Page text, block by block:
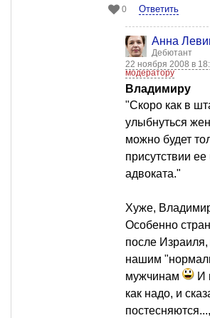
0 Ответить
Анна
Дебютант
22 ноября 2008 в
модератору
Владимиру
"Скоро как в
улыбнуться
можно будет
присутствии
адвоката."
Хуже,
Особенно
после
нашим
мужчинам
И
как надо, и